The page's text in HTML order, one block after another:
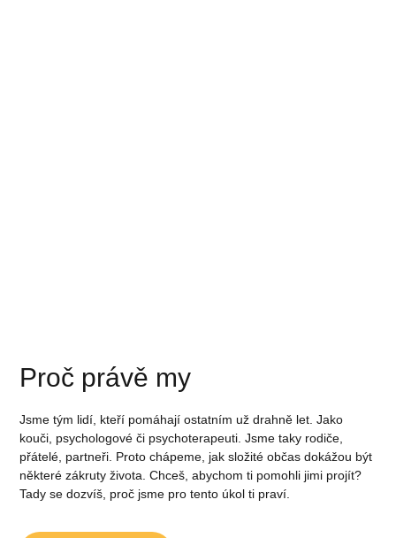
Proč právě my
Jsme tým lidí, kteří pomáhají ostatním už drahně let. Jako
kouči, psychologové či psychoterapeuti. Jsme taky rodiče,
přátelé, partneři. Proto chápeme, jak složité občas dokážou být
některé zákruty života. Chceš, abychom ti pomohli jimi projít?
Tady se dozvíš, proč jsme pro tento úkol ti praví.